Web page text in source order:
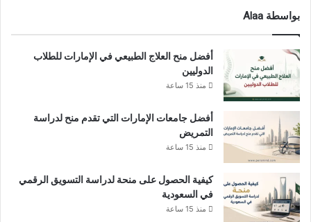
بواسطة Alaa
أفضل منح العلاج الطبيعي في الإمارات للطلاب
الدوليين
منذ 15 ساعة
أفضل جامعات الإمارات التي تقدم منح لدراسة
التمريض
منذ 15 ساعة
كيفية الحصول على منحة لدراسة التسويق الرقمي
في السعودية
منذ 15 ساعة